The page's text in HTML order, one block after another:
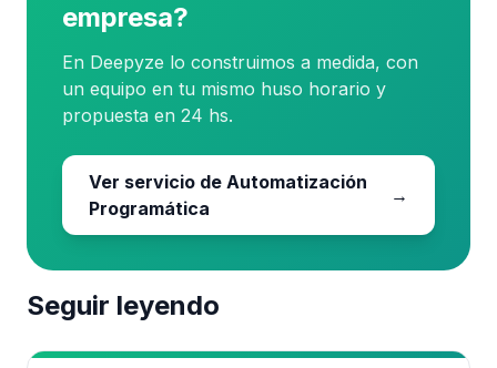
empresa?
En Deepyze lo construimos a medida, con
un equipo en tu mismo huso horario y
propuesta en 24 hs.
Ver servicio de Automatización
Programática
→
Seguir leyendo